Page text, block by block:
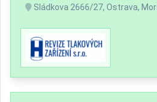
Sládkova 2666/27, Ostrava,